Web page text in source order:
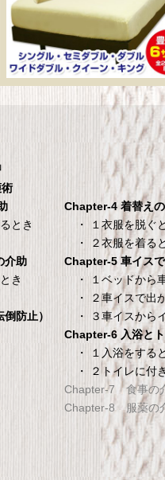
メーカー直販 ベッ
ックスシーツ 防水
ツ 【介護シーツ･ベ
用防水シーツ】シ
100×200×30cm ク
メーカー直販 ベッド用ボ
シーツ 防水シーツ 【介護
ベッド用防水シーツ】シ
100×200×30cm クリー
TANITA 【乗った人
タリと当てる「乗
機能」搭載】 体組
ホワイト BC-754-
TANITA 【乗った人をピタ
てる「乗るピタ機能」搭
組成計 ホワイト BC-754-
とき
介助
き
防止）
Chapter-4 着替え
・ １衣服を脱ぐ
・ ２衣服を着る
Chapter-5 車イス
・ １ベッドから
・ ２車イスで出
・ ３車イスから
Chapter-6 入浴と
・ １入浴をする
・ ２トイレに付
Chapter-7 食事の
Chapter-8 服薬の